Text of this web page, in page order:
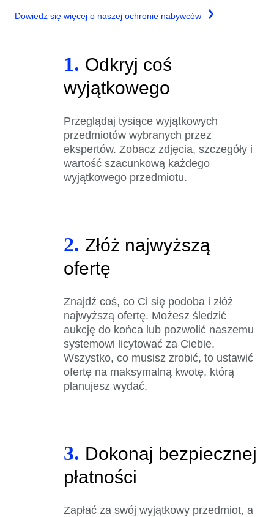
Dowiedz się więcej o naszej ochronie nabywców
1. Odkryj coś
wyjątkowego
Przeglądaj tysiące wyjątkowych
przedmiotów wybranych przez
ekspertów. Zobacz zdjęcia, szczegóły i
wartość szacunkową każdego
wyjątkowego przedmiotu.
2. Złóż najwyższą
ofertę
Znajdź coś, co Ci się podoba i złóż
najwyższą ofertę. Możesz śledzić
aukcję do końca lub pozwolić naszemu
systemowi licytować za Ciebie.
Wszystko, co musisz zrobić, to ustawić
ofertę na maksymalną kwotę, którą
planujesz wydać.
3. Dokonaj bezpiecznej
płatności
Zapłać za swój wyjątkowy przedmiot, a